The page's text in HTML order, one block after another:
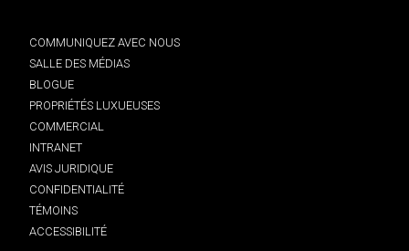
COMMUNIQUEZ AVEC NOUS
SALLE DES MÉDIAS
BLOGUE
PROPRIÉTÉS LUXUEUSES
COMMERCIAL
INTRANET
AVIS JURIDIQUE
CONFIDENTIALITÉ
TÉMOINS
ACCESSIBILITÉ